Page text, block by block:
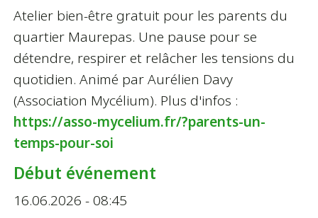
Atelier bien-être gratuit pour les parents du
quartier Maurepas. Une pause pour se
détendre, respirer et relâcher les tensions du
quotidien. Animé par Aurélien Davy
(Association Mycélium). Plus d'infos :
https://asso-mycelium.fr/?parents-un-
temps-pour-soi
Début événement
16.06.2026 - 08:45